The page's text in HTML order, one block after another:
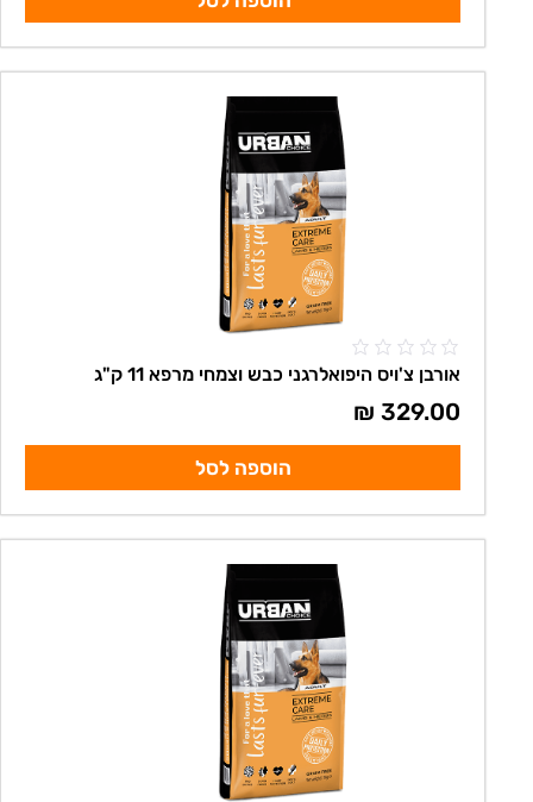
אורבן צ'ויס היפואלרגני כבש וצמחי מרפא 11 ק"ג
329.00
₪
הוספה לסל